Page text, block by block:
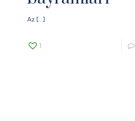
Az […]
1